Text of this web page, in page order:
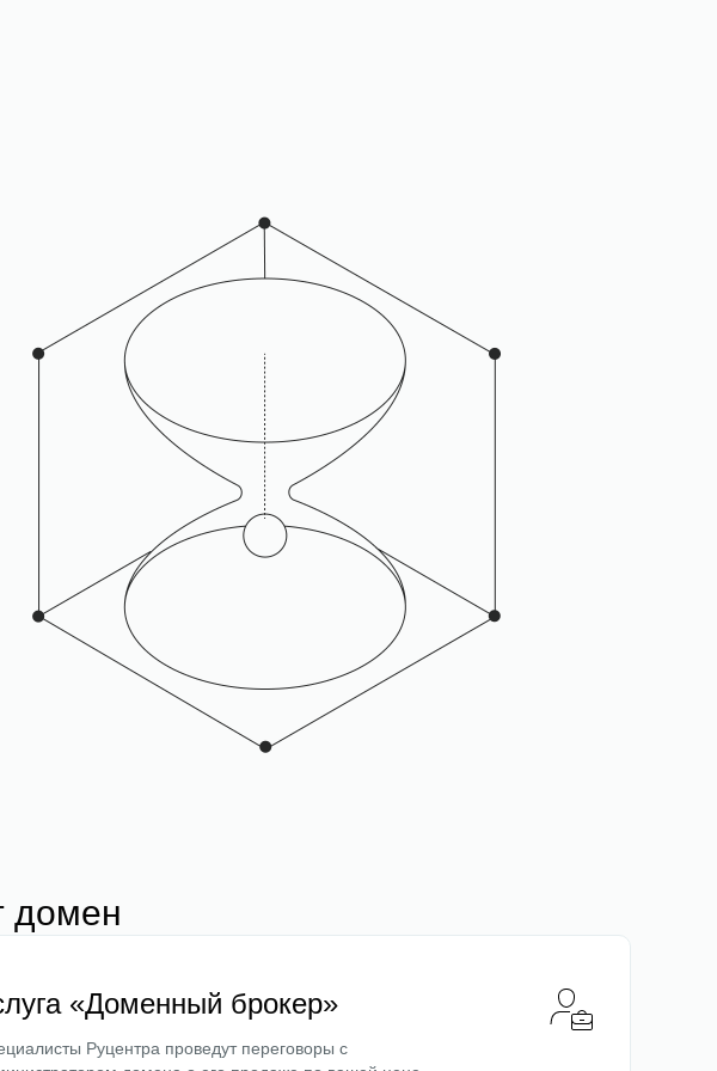
домен
«Доменный брокер»
Руцентра проведут переговоры с